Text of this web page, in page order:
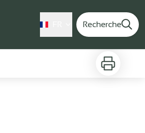
Recherche
Imprimer